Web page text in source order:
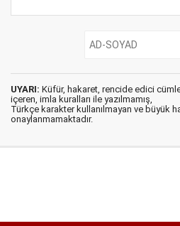
UYARI: Küfür, hakaret, rencide edici
içeren, imla kuralları ile yazılmamış,
Türkçe karakter kullanılmayan ve büyük
onaylanmamaktadır.